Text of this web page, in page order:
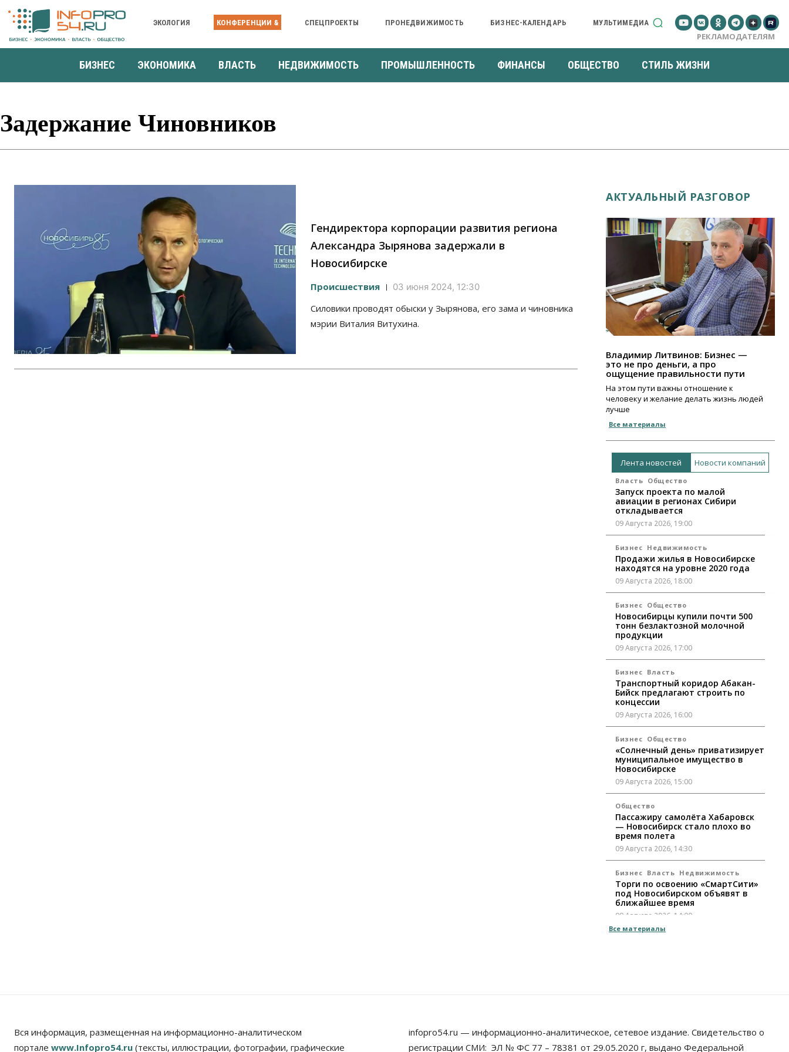
ЭКОЛОГИЯ КОНФЕРЕНЦИИ & СПЕЦПРОЕКТЫ ПРОНЕДВИЖИМОСТЬ БИЗНЕС-КАЛЕНДАРЬ МУЛЬТИМЕДИА
РЕКЛАМОДАТЕЛЯМ
БИЗНЕС ЭКОНОМИКА ВЛАСТЬ НЕДВИЖИМОСТЬ ПРОМЫШЛЕННОСТЬ ФИНАНСЫ ОБЩЕСТВО СТИЛЬ ЖИЗНИ
Задержание Чиновников
Гендиректора корпорации развития региона
Александра Зырянова задержали в
Новосибирске
Происшествия 03 июня 2024, 12:30
Силовики проводят обыски у Зырянова, его зама и чиновника
мэрии Виталия Витухина.
АКТУАЛЬНЫЙ РАЗГОВОР
Владимир Литвинов: Бизнес —
это не про деньги, а про
ощущение правильности пути
На этом пути важны отношение к
человеку и желание делать жизнь людей
лучше
Все материалы
Лента новостей Новости компаний
Власть Общество
Запуск проекта по малой
авиации в регионах Сибири
откладывается
09 Августа 2026, 19:00
Бизнес Недвижимость
Продажи жилья в Новосибирске
находятся на уровне 2020 года
09 Августа 2026, 18:00
Бизнес Общество
Новосибирцы купили почти 500
тонн безлактозной молочной
продукции
09 Августа 2026, 17:00
Бизнес Власть
Транспортный коридор Абакан-
Бийск предлагают строить по
концессии
09 Августа 2026, 16:00
Бизнес Общество
«Солнечный день» приватизирует
муниципальное имущество в
Новосибирске
09 Августа 2026, 15:00
Общество
Пассажиру самолёта Хабаровск
— Новосибирск стало плохо во
время полета
09 Августа 2026, 14:30
Бизнес Власть Недвижимость
Торги по освоению «СмартСити»
под Новосибирском объявят в
ближайшее время
09 Августа 2026, 14:00
электрички» появится в
Новосибирске
09 Августа 2026, 12:00
Все материалы
Вся информация, размещенная на информационно-аналитическом
портале www.Infopro54.ru (тексты, иллюстрации, фотографии, графические
infopro54.ru — информационно-аналитическое, сетевое издание. Свидетельство о
регистрации СМИ: ЭЛ № ФС 77 – 78381 от 29.05.2020 г, выдано Федеральной